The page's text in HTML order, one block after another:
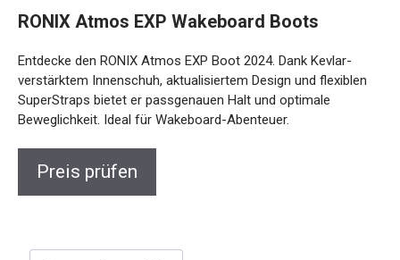
RONIX Atmos EXP Wakeboard Boots
Entdecke den RONIX Atmos EXP Boot 2024. Dank Kevlar-
verstärktem Innenschuh, aktualisiertem Design und flexiblen
SuperStraps bietet er passgenauen Halt und optimale
Beweglichkeit. Ideal für Wakeboard-Abenteuer.
Preis prüfen